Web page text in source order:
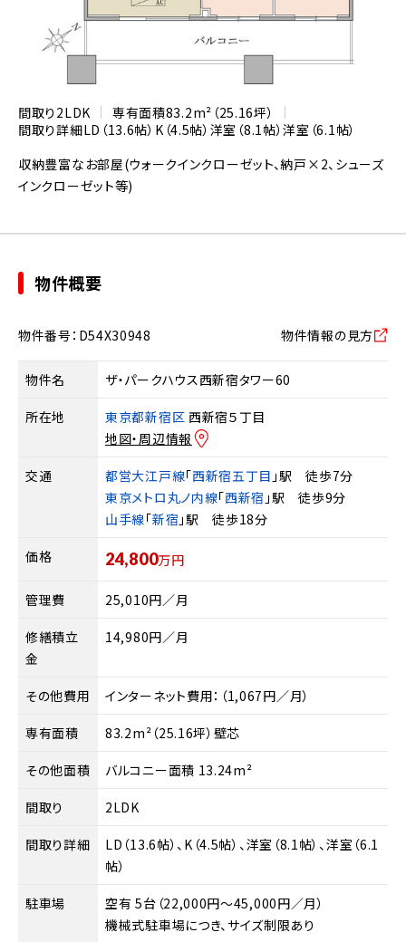
間取り 2LDK 専有面積83.2m²（25.16坪）
間取り詳細LD（13.6帖） K（4.5帖） 洋室（8.1帖）洋室（6.1帖）
収納豊富なお部屋(ウォークインクローゼット、納戸×2、シューズ
インクローゼット等)
物件概要
物件番号：D54X30948 物件情報の見方
物件名 ザ・パークハウス西新宿タワー60
所在地 東京都新宿区 西新宿５丁目
地図・周辺情報
交通 都営大江戸線「西新宿五丁目 」駅 徒歩7分
東京メトロ丸ノ内線「西新宿 」駅 徒歩9分
山手線「新宿 」駅 徒歩18分
価格 24,800万円
管理費 25,010円／月
修繕積立
金
14,980円／月
その他費用 インターネット費用：（1,067円／月）
専有面積 83.2m²（25.16坪）壁芯
その他面積 バルコニー面積 13.24m²
間取り 2LDK
間取り詳細
LD（13.6帖）、K（4.5帖）、洋室（8.1帖）、洋室（6.1
帖）
駐車場
空有 5台（22,000円～45,000円／月）
機械式駐車場につき、サイズ制限あり